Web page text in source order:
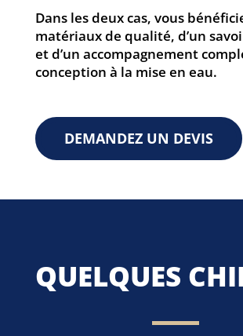
Dans les deux cas, vous
matériaux de qualité, d’un
et d’un accompagnement
conception à la mise en eau.
DEMANDEZ UN DEVIS
QUELQUES